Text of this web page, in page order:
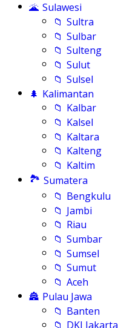
🌋 Sulawesi
📁 Sultra
📁 Sulbar
📁 Sulteng
📁 Sulut
📁 Sulsel
🌲 Kalimantan
📁 Kalbar
📁 Kalsel
📁 Kaltara
📁 Kalteng
📁 Kaltim
🏞️ Sumatera
📁 Bengkulu
📁 Jambi
📁 Riau
📁 Sumbar
📁 Sumsel
📁 Sumut
📁 Aceh
🏯 Pulau Jawa
📁 Banten
📁 DKI Jakarta